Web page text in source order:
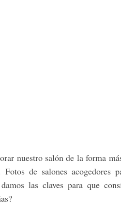
nuestro salón de la forma
de salones acogedores
las claves para que